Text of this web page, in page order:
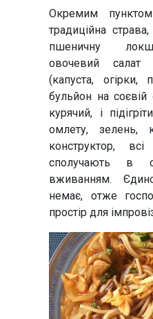
Окремим
традиційна
пшеничну
овочевий салат
(капуста, огірки,
бульйон на
курячий, і
омлету, зелень,
конструктор, всі
сполучають в
вживанням.
немає, отже
простір для